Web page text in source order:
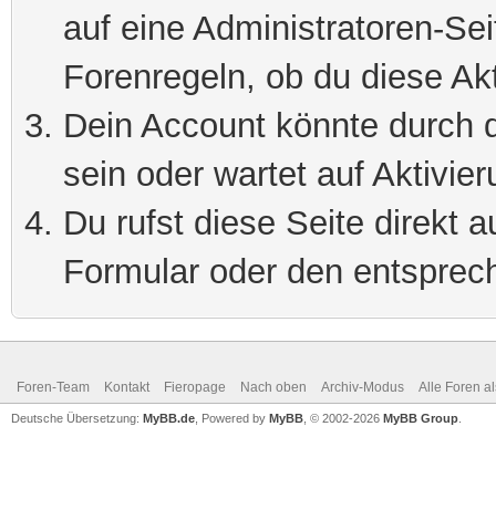
auf eine Administratoren-
Forenregeln, ob du diese
Dein Account könnte durch
sein oder wartet auf
Du rufst diese Seite direkt
Formular oder den
Foren-Team Kontakt Fieropage Nach oben Archiv-Modus Alle Foren
Deutsche Übersetzung: MyBB.de , Powered by MyBB , © 2002-2026 MyBB Group